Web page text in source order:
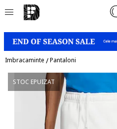
Imbracaminte /Pantaloni
STOC EPUIZAT